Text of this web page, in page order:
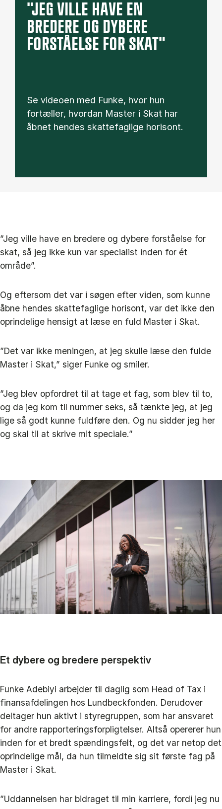
"JEG VILLE HAVE EN
BREDERE OG DYBERE
FORSTÅELSE FOR SKAT"
Se videoen med Funke, hvor hun
fortæller, hvordan Master i Skat har
åbnet hendes skattefaglige horisont.
”Jeg ville have en bredere og dybere forståelse for
skat, så jeg ikke kun var specialist inden for ét
område”.
Og eftersom det var i søgen efter viden, som kunne
åbne hendes skattefaglige horisont, var det ikke den
oprindelige hensigt at læse en fuld Master i Skat.
”Det var ikke meningen, at jeg skulle læse den fulde
Master i Skat,” siger Funke og smiler.
”Jeg blev opfordret til at tage et fag, som blev til to,
og da jeg kom til nummer seks, så tænkte jeg, at jeg
lige så godt kunne fuldføre den. Og nu sidder jeg her
og skal til at skrive mit speciale.”
Et dybere og bredere perspektiv
Funke Adebiyi arbejder til daglig som Head of Tax i
finansafdelingen hos Lundbeckfonden. Derudover
deltager hun aktivt i styregruppen, som har ansvaret
for andre rapporteringsforpligtelser. Altså opererer hun
inden for et bredt spændingsfelt, og det var netop det
oprindelige mål, da hun tilmeldte sig sit første fag på
Master i Skat.
”Uddannelsen har bidraget til min karriere, fordi jeg nu